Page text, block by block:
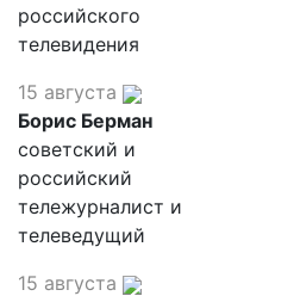
российского
телевидения
15 августа
Борис Берман
советский и
российский
тележурналист и
телеведущий
15 августа